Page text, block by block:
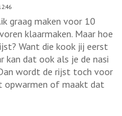
graag maken voor 10
klaarmaken. Maar hoe
Want die kook jij eerst
kan dat ook als je de nasi
wordt de rijst toch voor
opwarmen of maakt dat